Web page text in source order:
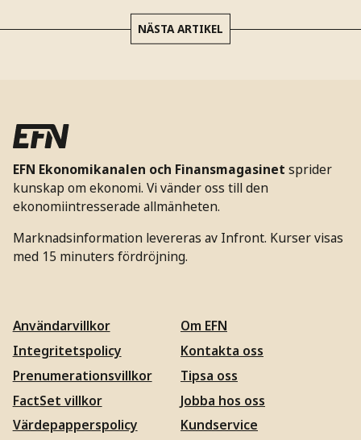
NÄSTA ARTIKEL
EFN Ekonomikanalen och Finansmagasinet sprider
kunskap om ekonomi. Vi vänder oss till den
ekonomiintresserade allmänheten.
Marknadsinformation levereras av Infront. Kurser visas
med 15 minuters fördröjning.
Användarvillkor
Integritetspolicy
Prenumerationsvillkor
FactSet villkor
Värdepapperspolicy
Om EFN
Kontakta oss
Tipsa oss
Jobba hos oss
Kundservice